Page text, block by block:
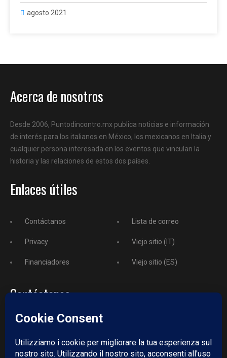
agosto 2021
Acerca de nosotros
Desde 2006, Puntodincontro.mx publica noticias e información
de interés para los italianos en México, los mexicanos en Italia y
cualquier persona interesada en los eventos que vinculan la
historia y las relaciones de estos dos países.
Enlaces útiles
Contáctanos
Privacy
Financiadores
Lista de correo
Viejo sitio (IT)
Viejo sitio (ES)
Contáctanos
Teléfono+52 729 243 3743
Email:
redazione@puntodincontro.mx